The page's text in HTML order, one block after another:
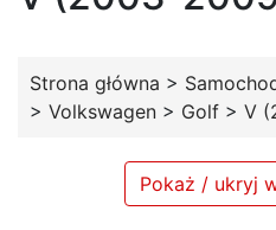
Strona główna >
> Volkswagen > Golf > V
Pokaż / ukryj